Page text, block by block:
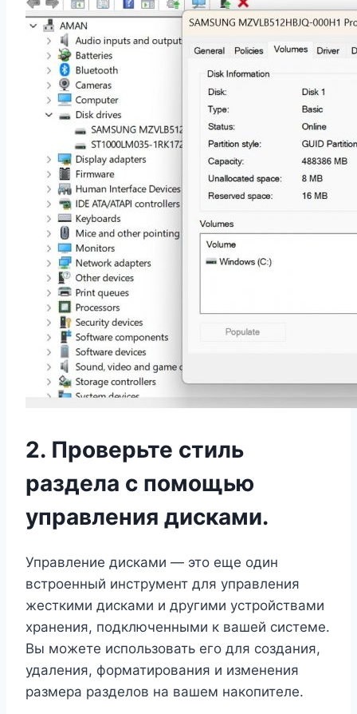
2. Проверьте стиль
раздела с помощью
управления дисками.
Управление дисками — это еще один
встроенный инструмент для управления
жесткими дисками и другими устройствами
хранения, подключенными к вашей системе.
Вы можете использовать его для создания,
удаления, форматирования и изменения
размера разделов на вашем накопителе.